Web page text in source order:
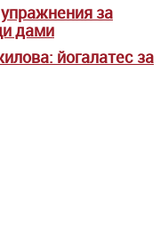
за
дами
йогалатес за